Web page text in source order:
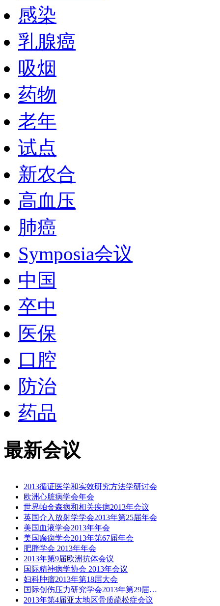
感染
乳腺癌
吸烟
药物
老年
试点
新农合
高血压
肺癌
Symposia会议
中国
卒中
医保
口腔
防治
药品
最新会议
2013循证医学和实效研究方法学研讨会
欧洲心脏病学会年会
世界帕金森病和相关疾病2013年会议
英国介入放射学学会2013年第25届年会
美国血液学会2013年年会
美国癫痫学会2013年第67届年会
肥胖学会 2013年年会
2013年第9届欧洲抗体会议
国际精神病学协会 2013年会议
妇科肿瘤2013年第18届大会
国际创伤压力研究学会2013年第29届…
2013年第4届亚太地区骨质疏松症会议